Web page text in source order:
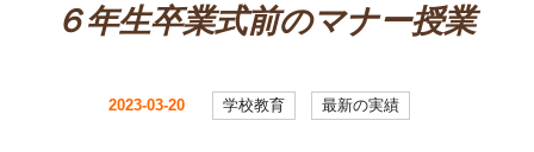
６年生卒業式前のマナー授業
2023-03-20 学校教育 最新の実績